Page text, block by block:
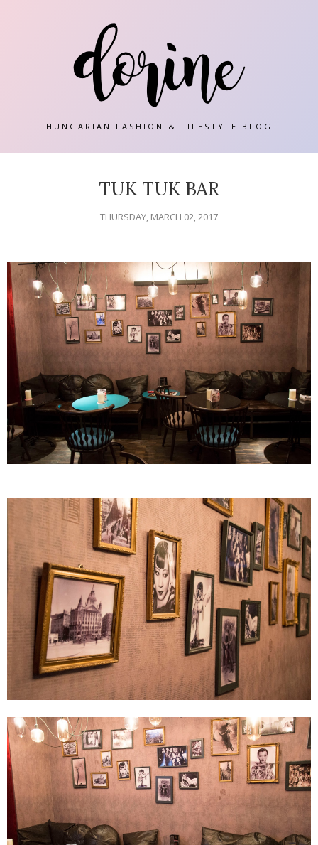
HUNGARIAN FASHION & LIFESTYLE BLOG
TUK TUK BAR
THURSDAY, MARCH 02, 2017